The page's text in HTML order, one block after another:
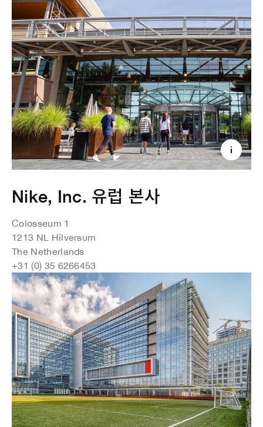
Nike, Inc. 유럽 본사
Colosseum 1
1213 NL Hilversum
The Netherlands
+31 (0) 35 6266453